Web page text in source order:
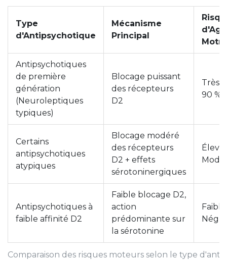
Comparaison des risques moteurs selon le type
Type
d'Antipsychotique
Mécanisme
Principal
Antipsychotiques
de première
génération
(Neuroleptiques
typiques)
Blocage puissant
des récepteurs
D2
Très
90 %)
Certains
antipsychotiques
atypiques
Blocage modéré
des récepteurs
D2 + effets
sérotoninergiques
Élevé
Antipsychotiques à
faible affinité D2
Faible blocage D2,
action
prédominante sur
la sérotonine